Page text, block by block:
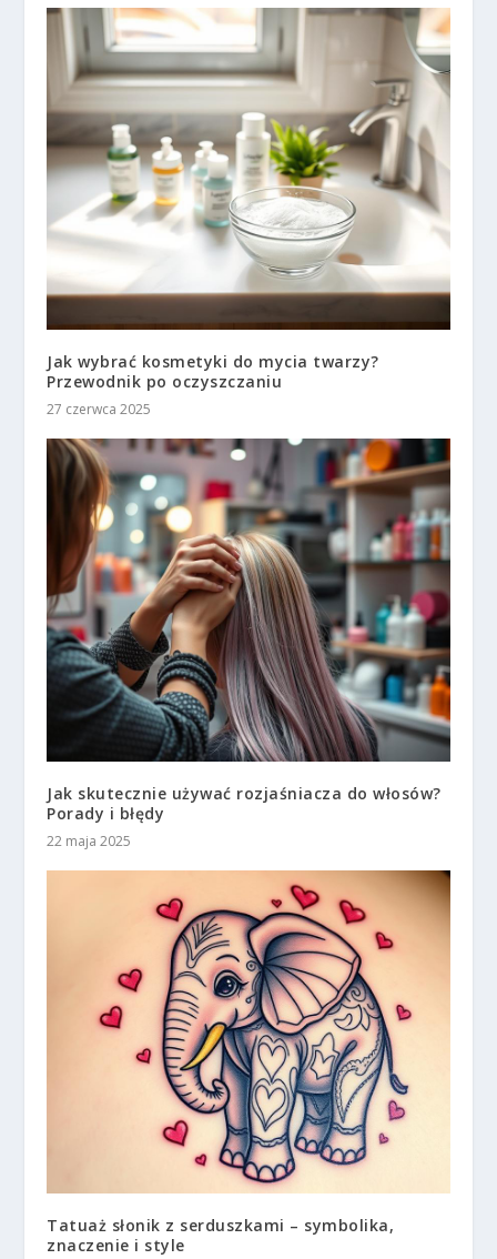
Jak wybrać kosmetyki do mycia twarzy?
Przewodnik po oczyszczaniu
27 czerwca 2025
Jak skutecznie używać rozjaśniacza do włosów?
Porady i błędy
22 maja 2025
Tatuaż słonik z serduszkami – symbolika,
znaczenie i style